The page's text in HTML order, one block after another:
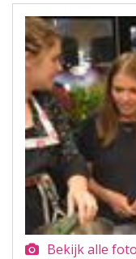
Bekijk alle